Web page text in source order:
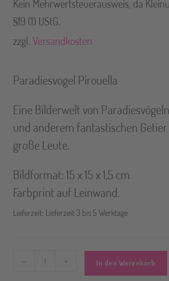
Kein Mehrwertsteuerausweis, da
§19 (1) UStG.
zzgl.Versandkosten
Paradiesvogel Pirouella
Eine Bilderwelt von
und anderem fantastischen
große Leute.
Bildformat: 15 x 15 x 1,5 cm
Farbprint auf Leinwand.
Lieferzeit: Lieferzeit 3 bis 5 Werktage
- + In den Warenkorb